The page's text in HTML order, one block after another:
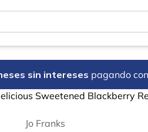
sin intereses pagando con
Sweetened Blackberry
Jo Franks